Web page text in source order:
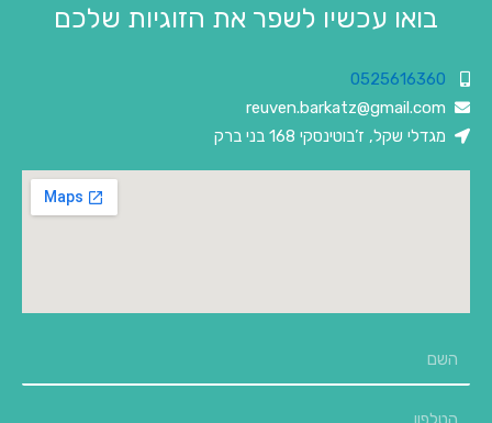
בואו עכשיו לשפר את הזוגיות שלכם
0525616360
reuven.barkatz@gmail.com
מגדלי שקל, ז’בוטינסקי 168 בני ברק